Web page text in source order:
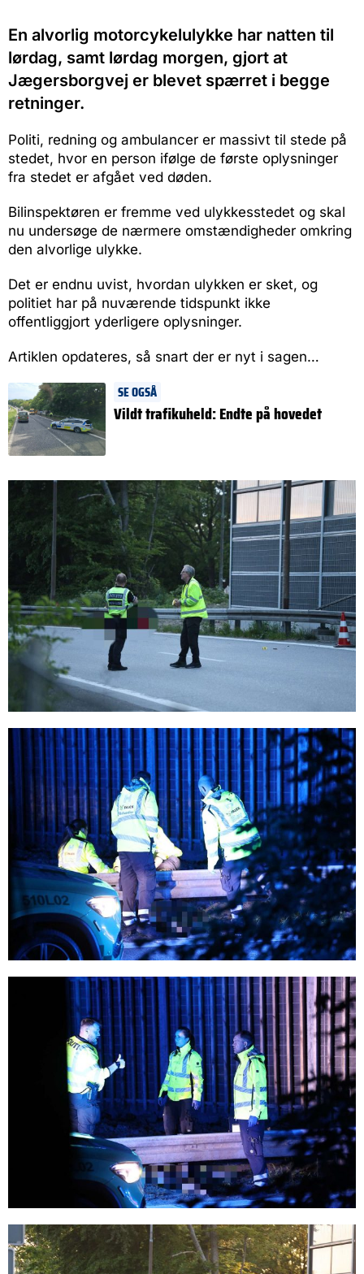
En alvorlig motorcykelulykke har natten til
lørdag, samt lørdag morgen, gjort at
Jægersborgvej er blevet spærret i begge
retninger.
Politi, redning og ambulancer er massivt til stede på
stedet, hvor en person ifølge de første oplysninger
fra stedet er afgået ved døden.
Bilinspektøren er fremme ved ulykkesstedet og skal
nu undersøge de nærmere omstændigheder omkring
den alvorlige ulykke.
Det er endnu uvist, hvordan ulykken er sket, og
politiet har på nuværende tidspunkt ikke
offentliggjort yderligere oplysninger.
Artiklen opdateres, så snart der er nyt i sagen…
SE OGSÅ
Vildt trafikuheld: Endte på hovedet